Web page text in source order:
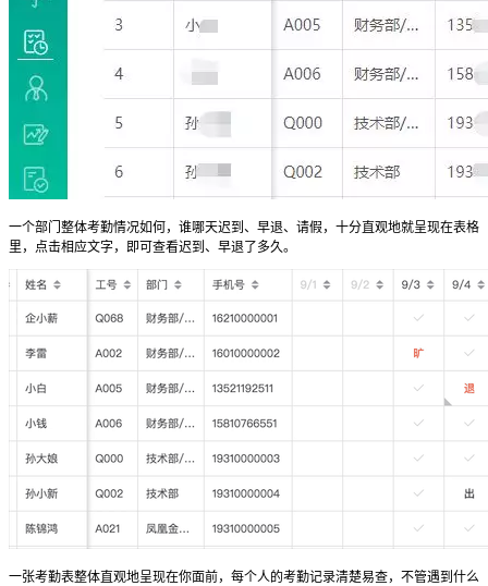
一个部门整体考勤情况如何，谁哪天迟到、早退、请假，十分直观地就呈现在表格
里，点击相应文字，即可查看迟到、早退了多久。
一张考勤表整体直观地呈现在你面前，每个人的考勤记录清楚易查，不管遇到什么